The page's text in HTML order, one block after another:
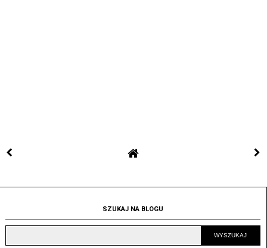
SZUKAJ NA BLOGU